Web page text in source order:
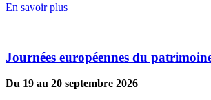
En savoir plus
Journées européennes du
Du 19 au 20 septembre 2026